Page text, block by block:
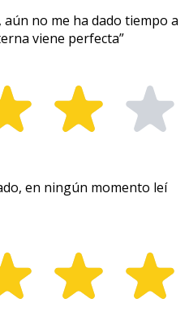
no me ha dado tiempo a
viene perfecta”
en ningún momento leí